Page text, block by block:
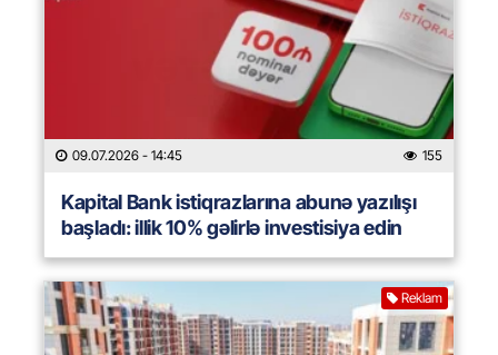
09.07.2026 - 14:45 155
Kapital Bank istiqrazlarına abunə yazılışı
başladı: illik 10% gəlirlə investisiya edin
Reklam